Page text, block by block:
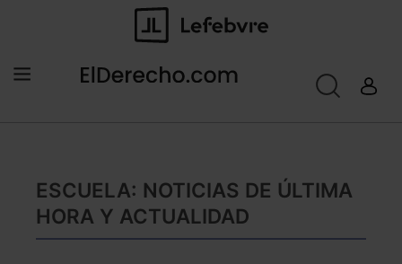
ESCUELA: NOTICIAS DE ÚLTIMA
HORA Y ACTUALIDAD